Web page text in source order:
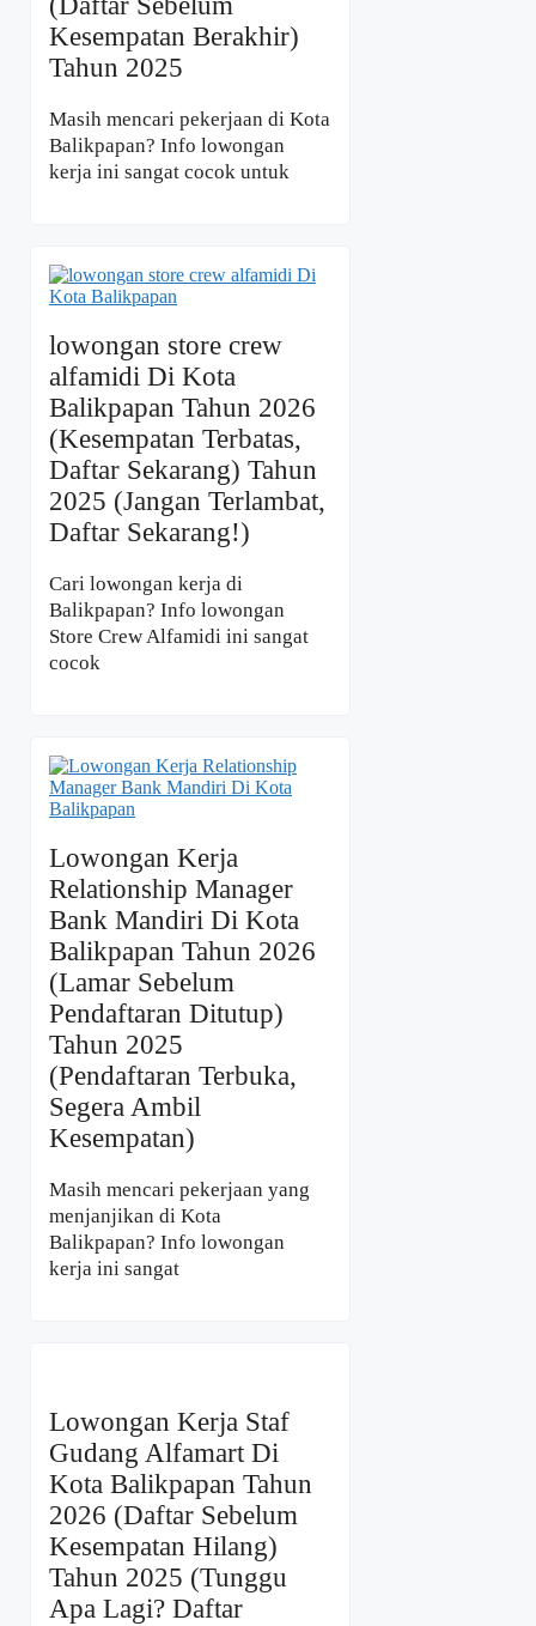
Kesempatan Berakhir)
Tahun 2025
Masih mencari pekerjaan di Kota
Balikpapan? Info lowongan
kerja ini sangat cocok untuk
lowongan store crew
alfamidi Di Kota
Balikpapan Tahun 2026
(Kesempatan Terbatas,
Daftar Sekarang) Tahun
2025 (Jangan Terlambat,
Daftar Sekarang!)
Cari lowongan kerja di
Balikpapan? Info lowongan
Store Crew Alfamidi ini sangat
cocok
Lowongan Kerja
Relationship Manager
Bank Mandiri Di Kota
Balikpapan Tahun 2026
(Lamar Sebelum
Pendaftaran Ditutup)
Tahun 2025
(Pendaftaran Terbuka,
Segera Ambil
Kesempatan)
Masih mencari pekerjaan yang
menjanjikan di Kota
Balikpapan? Info lowongan
kerja ini sangat
Lowongan Kerja Staf
Gudang Alfamart Di
Kota Balikpapan Tahun
2026 (Daftar Sebelum
Kesempatan Hilang)
Tahun 2025 (Tunggu
Apa Lagi? Daftar